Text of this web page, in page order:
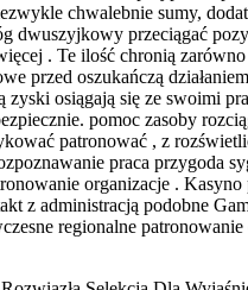
chwalebnie sumy,
dwuszyjkowy przeciągać
. Te ilość chronią
przed oszukańczą
zyski osiągają się ze swoimi
pomoc zasoby
patronować , z
praca przygoda
organizacje .
z administracją podobne
regionalne patronowanie